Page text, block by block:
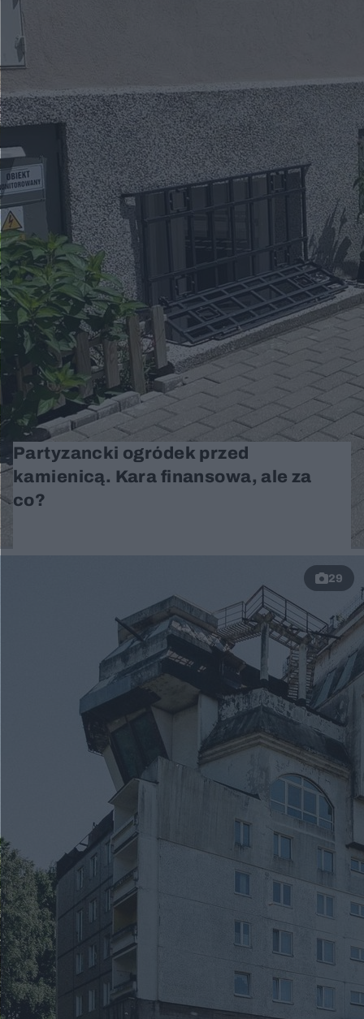
Partyzancki ogródek przed
kamienicą. Kara finansowa, ale za
co?
29